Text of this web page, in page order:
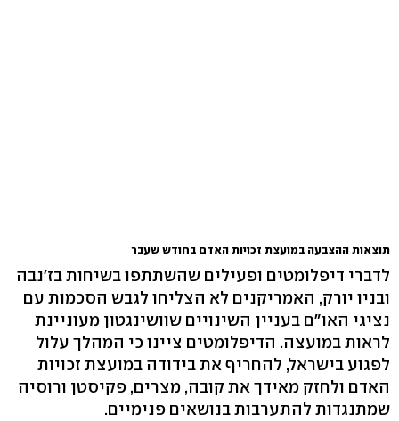
תוצאות ההצבעה במועצת זכויות האדם בחודש שעבר
לדברי דיפלומטים ופעילים שהשתתפו בשיחות בז'נבה
ובניו יורק, האמריקנים לא הצליחו לגבש הסכמות עם
נציגי האו"ם בעניין השינויים שוושינגטון מעוניינת
לראות במועצה. הדיפלומטים ציינו כי המהלך עלול
לפגוע בישראל, להחריף את בידודה במועצת זכויות
האדם ולחזק מאידך את קובה, מצרים, פקיסטן ורוסיה
שמתנגדות להתערבות בנושאים פנימיים.